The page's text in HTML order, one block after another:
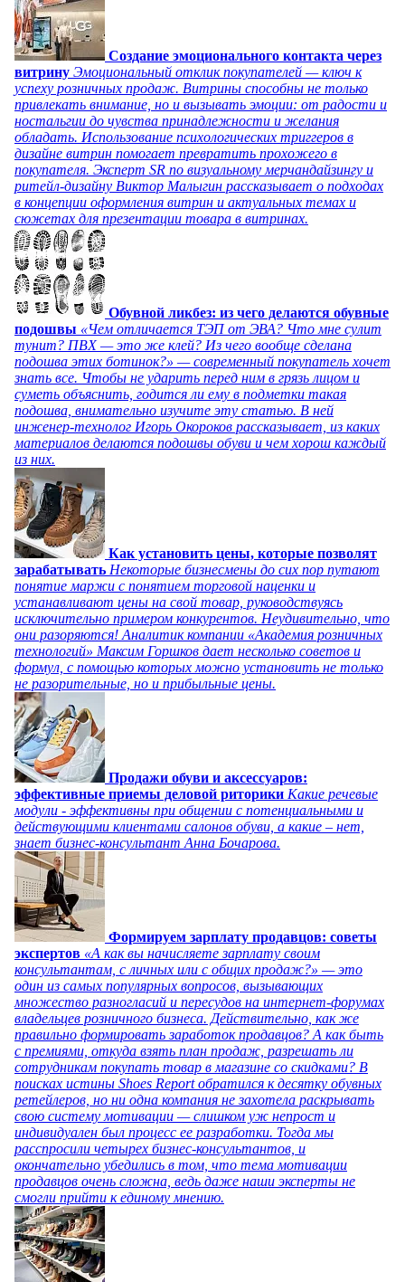
Создание эмоционального контакта через
витрину Эмоциональный отклик покупателей — ключ к
успеху розничных продаж. Витрины способны не только
привлекать внимание, но и вызывать эмоции: от радости и
ностальгии до чувства принадлежности и желания
обладать. Использование психологических триггеров в
дизайне витрин помогает превратить прохожего в
покупателя. Эксперт SR по визуальному мерчандайзингу и
ритейл-дизайну Виктор Малыгин рассказывает о подходах
в концепции оформления витрин и актуальных темах и
сюжетах для презентации товара в витринах.
Обувной ликбез: из чего делаются обувные
подошвы «Чем отличается ТЭП от ЭВА? Что мне сулит
тунит? ПВХ — это же клей? Из чего вообще сделана
подошва этих ботинок?» — современный покупатель хочет
знать все. Чтобы не ударить перед ним в грязь лицом и
суметь объяснить, годится ли ему в подметки такая
подошва, внимательно изучите эту статью. В ней
инженер-технолог Игорь Окороков рассказывает, из каких
материалов делаются подошвы обуви и чем хорош каждый
из них.
Как установить цены, которые позволят
зарабатывать Некоторые бизнесмены до сих пор путают
понятие маржи с понятием торговой наценки и
устанавливают цены на свой товар, руководствуясь
исключительно примером конкурентов. Неудивительно, что
они разоряются! Аналитик компании «Академия розничных
технологий» Максим Горшков дает несколько советов и
формул, с помощью которых можно установить не только
не разорительные, но и прибыльные цены.
Продажи обуви и аксессуаров:
эффективные приемы деловой риторики Какие речевые
модули - эффективны при общении с потенциальными и
действующими клиентами салонов обуви, а какие – нет,
знает бизнес-консультант Анна Бочарова.
Формируем зарплату продавцов: советы
экспертов «А как вы начисляете зарплату своим
консультантам, с личных или с общих продаж?» — это
один из самых популярных вопросов, вызывающих
множество разногласий и пересудов на интернет-форумах
владельцев розничного бизнеса. Действительно, как же
правильно формировать заработок продавцов? А как быть
с премиями, откуда взять план продаж, разрешать ли
сотрудникам покупать товар в магазине со скидками? В
поисках истины Shoes Report обратился к десятку обувных
ретейлеров, но ни одна компания не захотела раскрывать
свою систему мотивации — слишком уж непрост и
индивидуален был процесс ее разработки. Тогда мы
расспросили четырех бизнес-консультантов, и
окончательно убедились в том, что тема мотивации
продавцов очень сложна, ведь даже наши эксперты не
смогли прийти к единому мнению.